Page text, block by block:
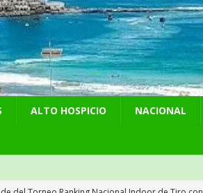
ALTO HOSPICIO NACIONAL